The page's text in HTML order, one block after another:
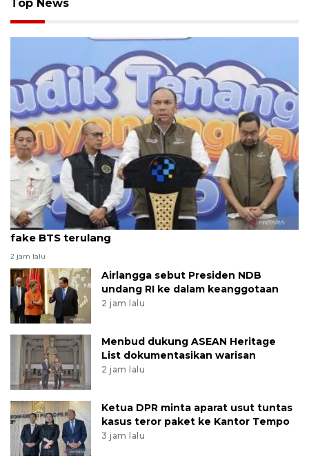
Top News
Kemkomdigi-opsel siapkan solusi teknologi cegah
fake BTS terulang
2 jam lalu
Airlangga sebut Presiden NDB
undang RI ke dalam keanggotaan
2 jam lalu
Menbud dukung ASEAN Heritage
List dokumentasikan warisan
2 jam lalu
Ketua DPR minta aparat usut tuntas
kasus teror paket ke Kantor Tempo
3 jam lalu